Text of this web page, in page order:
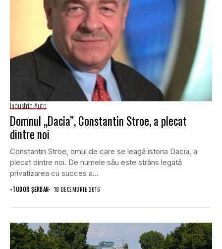
Industrie Auto
Domnul „Dacia”, Constantin Stroe, a plecat
dintre noi
Constantin Stroe, omul de care se leagă istoria Dacia, a
plecat dintre noi. De numele său este strâns legată
privatizarea cu succes a...
•TUDOR ȘERBAN 18 DECEMBRIE 2016